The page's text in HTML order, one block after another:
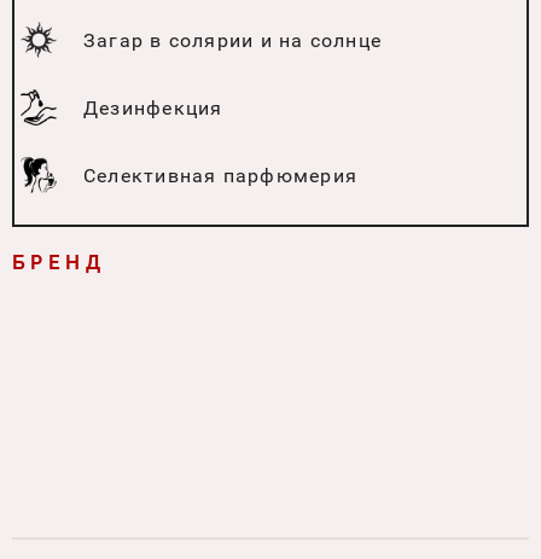
Загар в солярии и на солнце
Дезинфекция
Селективная парфюмерия
БРЕНД